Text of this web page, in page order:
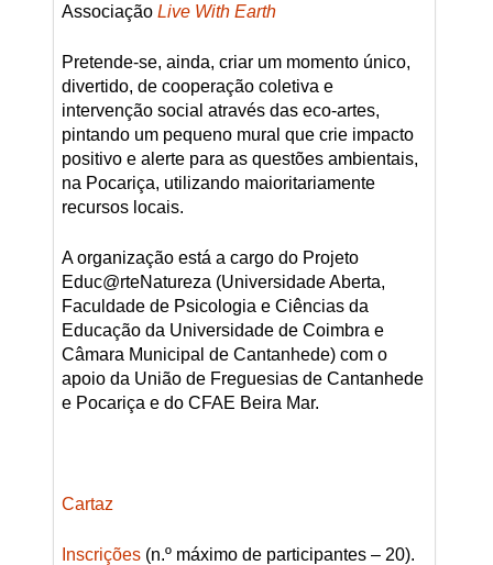
Associação Live With Earth
Pretende-se, ainda, criar um momento único,
divertido, de cooperação coletiva e
intervenção social através das eco-artes,
pintando um pequeno mural que crie impacto
positivo e alerte para as questões ambientais,
na Pocariça, utilizando maioritariamente
recursos locais.
A organização está a cargo do Projeto
Educ@rteNatureza (Universidade Aberta,
Faculdade de Psicologia e Ciências da
Educação da Universidade de Coimbra e
Câmara Municipal de Cantanhede) com o
apoio da União de Freguesias de Cantanhede
e Pocariça e do CFAE Beira Mar.
Cartaz
Inscrições(n.º máximo de participantes – 20).